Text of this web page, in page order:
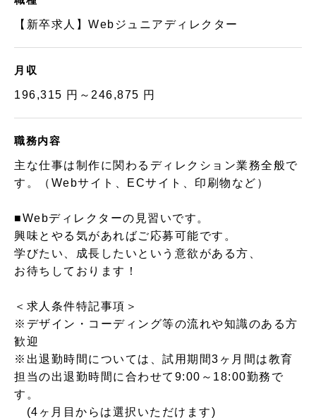
【新卒求人】Webジュニアディレクター
月収
196,315 円～246,875 円
職務内容
主な仕事は制作に関わるディレクション業務全般で
す。（Webサイト、ECサイト、印刷物など）
■Webディレクターの見習いです。
興味とやる気があればご応募可能です。
学びたい、成長したいという意欲がある方、
お待ちしております！
＜求人条件特記事項＞
※デザイン・コーディング等の流れや知識のある方
歓迎
※出退勤時間については、試用期間3ヶ月間は教育
担当の出退勤時間に合わせて9:00～18:00勤務で
す。
(4ヶ月目からは選択いただけます)